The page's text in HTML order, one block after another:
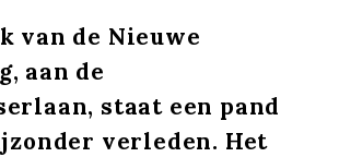
van de Nieuwe
aan de
staat een pand
verleden. Het